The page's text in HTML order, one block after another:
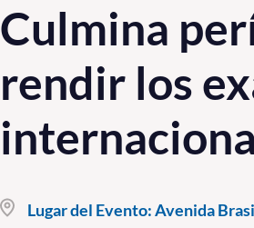
Culmina
rendir los
Lugar del Evento:Avenida